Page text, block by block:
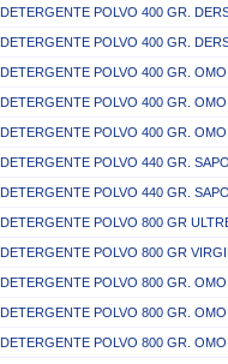
DETERGENTE POLVO 400 GR.
DETERGENTE POLVO 400 GR.
DETERGENTE POLVO 400 GR. OMO
DETERGENTE POLVO 400 GR.
DETERGENTE POLVO 400 GR.
DETERGENTE POLVO 440 GR.
DETERGENTE POLVO 440 GR.
DETERGENTE POLVO 800 GR
DETERGENTE POLVO 800 GR
DETERGENTE POLVO 800 GR.
DETERGENTE POLVO 800 GR.
DETERGENTE POLVO 800 GR.